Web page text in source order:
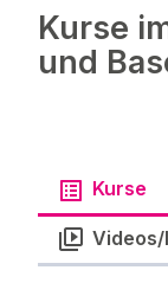
Kurse
und
Kurse